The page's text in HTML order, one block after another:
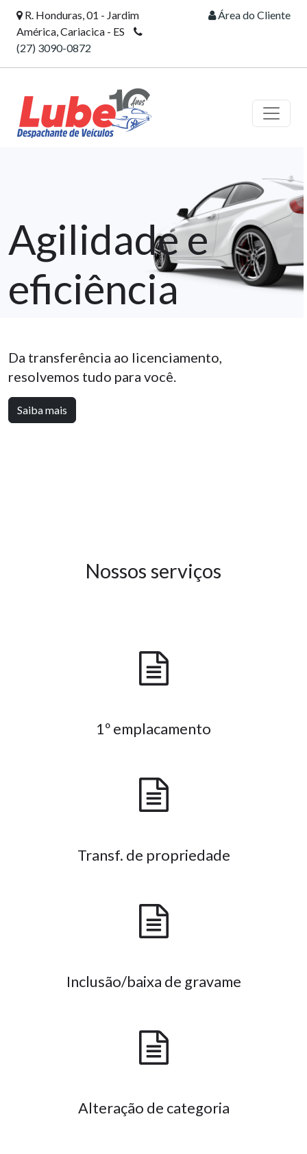
R. Honduras, 01 - Jardim
América, Cariacica - ES
(27) 3090-0872
Área do Cliente
Agilidade e
eficiência
Da transferência ao licenciamento,
resolvemos tudo para você.
Saiba mais
Nossos serviços
1º emplacamento
Transf. de propriedade
Inclusão/baixa de gravame
Alteração de categoria